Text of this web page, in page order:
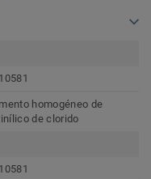
homogéneo de
de clorido